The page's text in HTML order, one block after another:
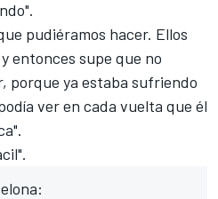
pudiéramos hacer. Ellos
entonces supe que no
porque ya estaba sufriendo
ver en cada vuelta que él